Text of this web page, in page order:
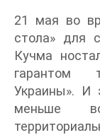
21 мая во
стола» для
Кучма
гарантом
Украины». И
меньше